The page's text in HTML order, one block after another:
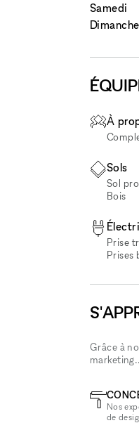
Samedi
Dimanche
À
Sols
Sol
Bois
Prise
Prises
Grâce à
Nos
de